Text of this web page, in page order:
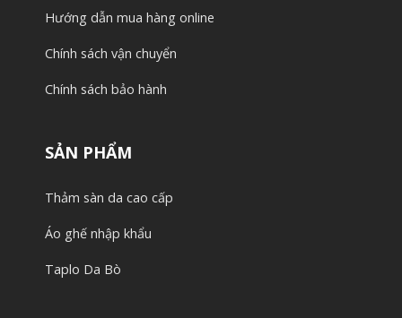
Hướng dẫn mua hàng online
Chính sách vận chuyển
Chính sách bảo hành
SẢN PHẨM
Thảm sàn da cao cấp
Áo ghế nhập khẩu
Taplo Da Bò